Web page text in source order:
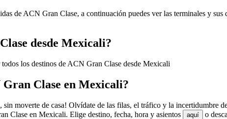
de ACN Gran Clase, a continuación puedes ver las terminales y
desde Mexicali?
todos los destinos de ACN Gran Clase desde Mexicali
Clase en Mexicali?
moverte de casa! Olvídate de las filas, el tráfico y la incertidumbre
Clase en Mexicali. Elige destino, fecha, hora y asientos
aquí
o